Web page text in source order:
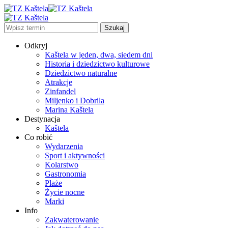
Odkryj
Kaštela w jeden, dwa, siedem dni
Historia i dziedzictwo kulturowe
Dziedzictwo naturalne
Atrakcje
Zinfandel
Miljenko i Dobrila
Marina Kaštela
Destynacja
Kaštela
Co robić
Wydarzenia
Sport i aktywności
Kolarstwo
Gastronomia
Plaże
Życie nocne
Marki
Info
Zakwaterowanie